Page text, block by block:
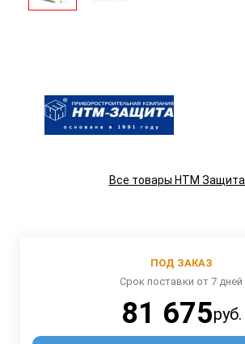
Все товары НТМ Защита
ПОД ЗАКАЗ
Срок поставки от 7 дней
81 675руб.